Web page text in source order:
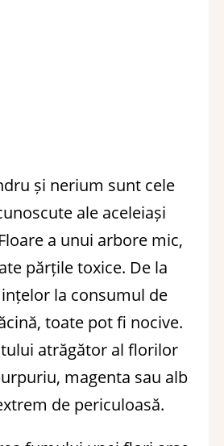
și nerium sunt cele
ale aceleiași
a unui arbore mic,
părțile toxice. De la
la consumul de
toate pot fi nocive.
atrăgător al florilor
magenta sau alb
de periculoasă.